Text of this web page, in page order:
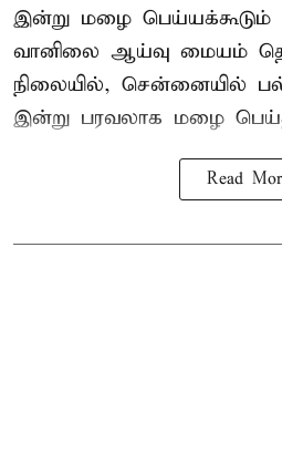
இன்று மழை
வானிலை ஆய்வு மையம்
நிலையில், சென்னையில்
இன்று பரவலாக மழை
Read